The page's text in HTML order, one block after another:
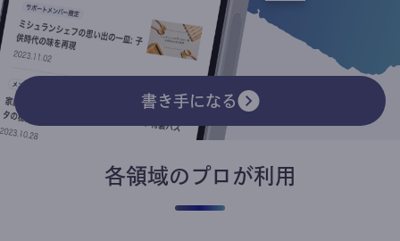
書き手になる
各領域のプロが利用